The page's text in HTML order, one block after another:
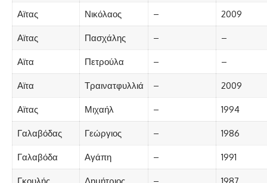
Αϊτας Νικόλαος – 2009
Αϊτας Πασχάλης – –
Αϊτα Πετρούλα – –
Αϊτα Τραινατφυλλιά – 2009
Αϊτας Μιχαήλ – 1994
Γαλαβόδας Γεώργιος – 1986
Γαλαβόδα Αγάπη – 1991